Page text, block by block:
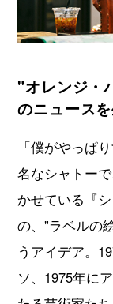
"オレンジ・
のニュースを
「僕がやっぱ
名なシャトー
かせている『
の、"ラベルの
うアイデア。
ソ、1975年に